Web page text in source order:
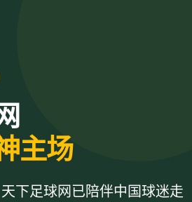
主场
下足球网已陪伴中国球迷走